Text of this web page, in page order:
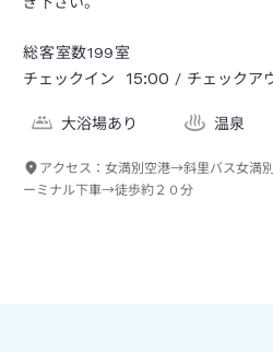
総客室数199室
チェックイン
15:00 / チェックア
大浴場あり 温泉
アクセス：女満別空港→斜里バス女満
ーミナル下車→徒歩約２０分